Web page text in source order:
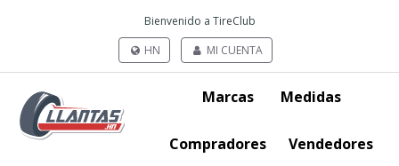
Bienvenido a TireClub
HN
MI CUENTA
Marcas Medidas
Compradores Vendedores